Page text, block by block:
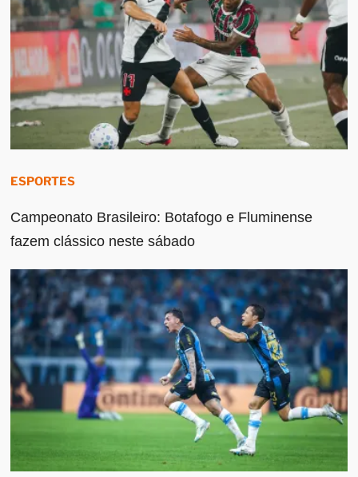
ESPORTES
Campeonato Brasileiro: Botafogo e Fluminense
fazem clássico neste sábado